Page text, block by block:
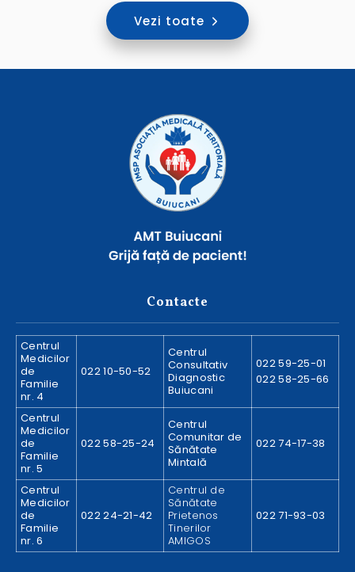
Vezi toate
Contacte
Centrul
Medicilor
de
Familie
nr. 4
022 10-50-52
Centrul
Consultativ
Diagnostic
Buiucani
022 59-25-01
022 58-25-66
Centrul
Medicilor
de
Familie
nr. 5
022 58-25-24
Centrul
Comunitar de
Sănătate
Mintală
022 74-17-38
Centrul
Medicilor
de
Familie
nr. 6
022 24-21-42
Centrul de
Sănătate
Prietenos
Tinerilor
AMIGOS
022 71-93-03